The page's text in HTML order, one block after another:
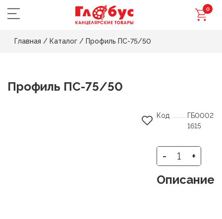
0
Главная / Каталог / Профиль ПС-75/50
Профиль ПС-75/50
Код
ГБ0002
1615
- +
Описание